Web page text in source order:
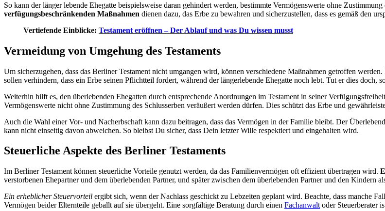
So kann der länger lebende Ehegatte beispielsweise daran gehindert werden, bestimmte Vermögenswerte ohne
verfügungsbeschränkenden Maßnahmen dienen dazu, das Erbe zu bewahren und sicherzustellen, dass es gemäß den
Vertiefende Einblicke: Testament eröffnen – Der Ablauf und was Du wissen musst
Vermeidung von Umgehung des Testaments
Um sicherzugehen, dass das Berliner Testament nicht umgangen wird, können verschiedene Maßnahmen getroffen
sollen verhindern, dass ein Erbe seinen Pflichtteil fordert, während der längerlebende Ehegatte noch lebt. Tut er dies doch,
Weiterhin hilft es, den überlebenden Ehegatten durch entsprechende Anordnungen im Testament in seiner
Vermögenswerte nicht ohne Zustimmung des Schlusserben veräußert werden dürfen. Dies schützt das Erbe und
Auch die Wahl einer Vor- und Nacherbschaft kann dazu beitragen, dass das Vermögen in der Familie bleibt. Der
kann nicht einseitig davon abweichen. So bleibst Du sicher, dass Dein letzter Wille respektiert und eingehalten wird.
Steuerliche Aspekte des Berliner Testaments
Im Berliner Testament können steuerliche Vorteile genutzt werden, da das Familienvermögen oft effizient übertragen wird.
verstorbenen Ehepartner und dem überlebenden Partner, und später zwischen dem überlebenden Partner und den Kindern
Ein erheblicher Steuervorteil ergibt sich, wenn der Nachlass geschickt zu Lebzeiten geplant wird. Beachte, dass manche
Vermögen beider Elternteile geballt auf sie übergeht. Eine sorgfältige Beratung durch einen Fachanwalt oder Steuerberater